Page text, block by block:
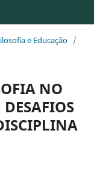
e Educação /
NO